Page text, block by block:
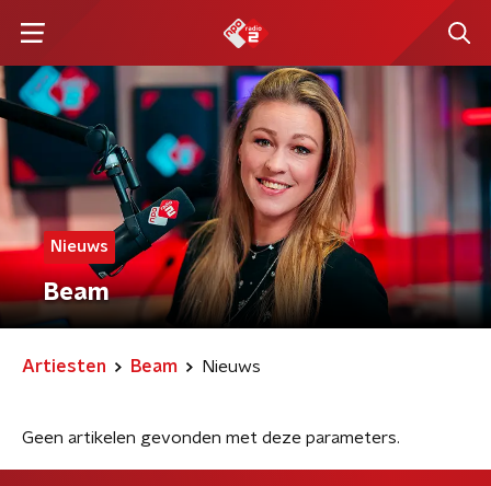
Nieuws
Beam
Artiesten Beam Nieuws
Geen artikelen gevonden met deze parameters.